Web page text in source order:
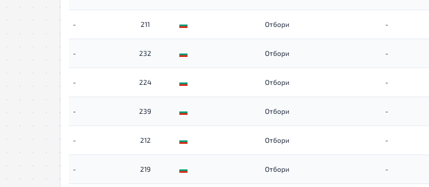
- 211 Отбори -
- 232 Отбори -
- 224 Отбори -
- 239 Отбори -
- 212 Отбори -
- 219 Отбори -